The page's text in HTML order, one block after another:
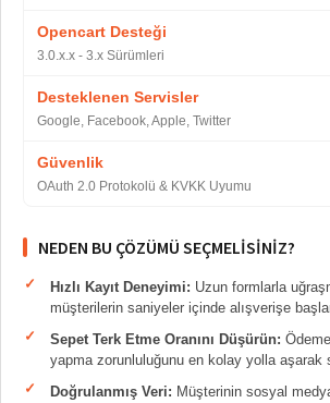
Opencart Desteği
3.0.x.x - 3.x Sürümleri
Desteklenen Servisler
Google, Facebook, Apple, Twitter
Güvenlik
OAuth 2.0 Protokolü & KVKK Uyumu
NEDEN BU ÇÖZÜMÜ SEÇMELISINIZ?
Hızlı Kayıt Deneyimi: Uzun formlarla
müşterilerin saniyeler içinde alışverişe
Sepet Terk Etme Oranını Düşürün:
yapma zorunluluğunu en kolay yolla aşarak
Doğrulanmış Veri: Müşterinin sosyal